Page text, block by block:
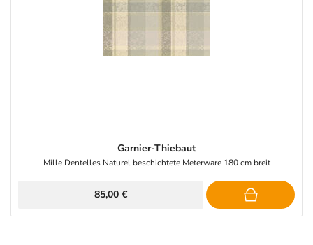
Garnier-Thiebaut
Mille Dentelles Naturel beschichtete Meterware 180 cm breit
85,00 €